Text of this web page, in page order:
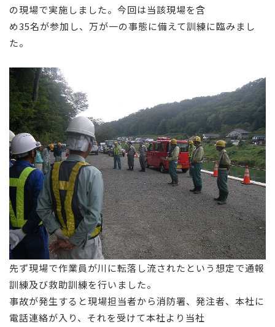
の現場で実施しました。今回は当該現場を含
め35名が参加し、万が一の事態に備えて訓練に臨みまし
た。
先ず現場で作業員が川に転落し流されたという想定で通報
訓練及び救助訓練を行いました。
事故が発生すると現場担当者から消防署、発注者、本社に
電話連絡が入り、それを受けて本社より当社